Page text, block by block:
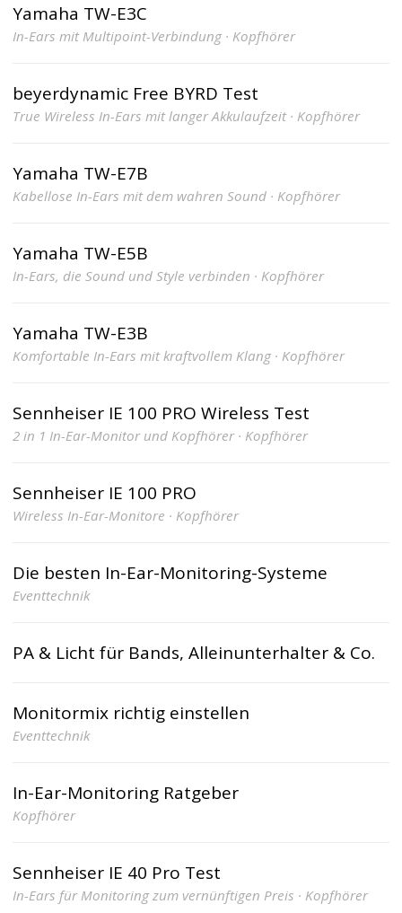
Yamaha TW-E3C
In-Ears mit Multipoint-Verbindung · Kopfhörer
beyerdynamic Free BYRD Test
True Wireless In-Ears mit langer Akkulaufzeit · Kopfhörer
Yamaha TW-E7B
Kabellose In-Ears mit dem wahren Sound · Kopfhörer
Yamaha TW-E5B
In-Ears, die Sound und Style verbinden · Kopfhörer
Yamaha TW-E3B
Komfortable In-Ears mit kraftvollem Klang · Kopfhörer
Sennheiser IE 100 PRO Wireless Test
2 in 1 In-Ear-Monitor und Kopfhörer · Kopfhörer
Sennheiser IE 100 PRO
Wireless In-Ear-Monitore · Kopfhörer
Die besten In-Ear-Monitoring-Systeme
Eventtechnik
PA & Licht für Bands, Alleinunterhalter & Co.
Monitormix richtig einstellen
Eventtechnik
In-Ear-Monitoring Ratgeber
Kopfhörer
Sennheiser IE 40 Pro Test
In-Ears für Monitoring zum vernünftigen Preis · Kopfhörer